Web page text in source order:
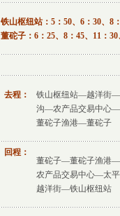
铁山枢纽站：5：50、6：30、8
董砣子：6：25、8：45、11：
去程：
铁山枢纽站—越洋街
沟—农产品交易中心
董砣子渔港—董砣子
回程：
董砣子—董砣子渔港
农产品交易中心—太
越洋街—铁山枢纽站